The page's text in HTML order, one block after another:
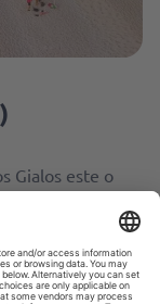
Gialos este o
familii cu
la aproximativ